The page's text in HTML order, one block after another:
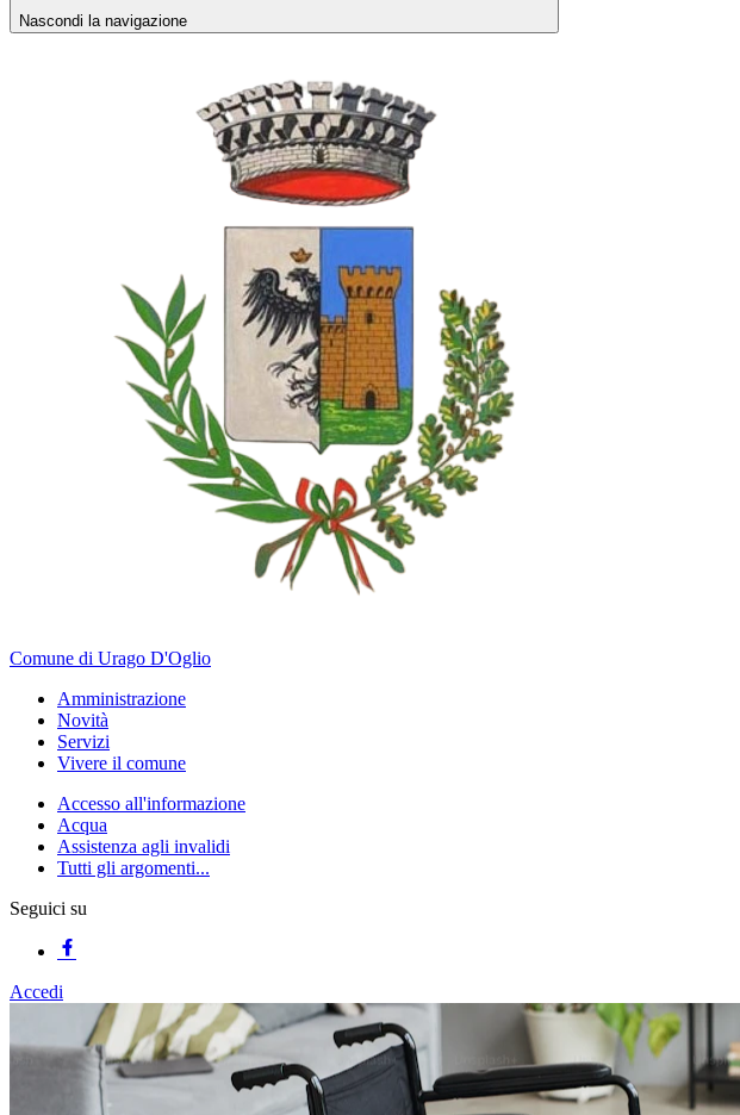
Nascondi la navigazione
Comune di Urago D'Oglio
Amministrazione
Novità
Servizi
Vivere il comune
Accesso all'informazione
Acqua
Assistenza agli invalidi
Tutti gli argomenti...
Seguici su
Accedi